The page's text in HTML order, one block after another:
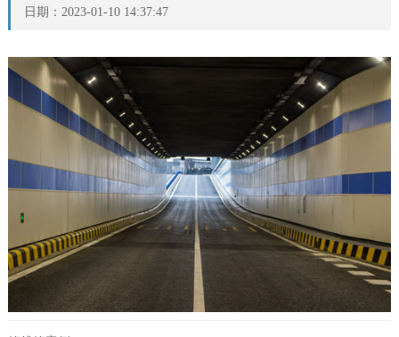
日期：2023-01-10 14:37:47